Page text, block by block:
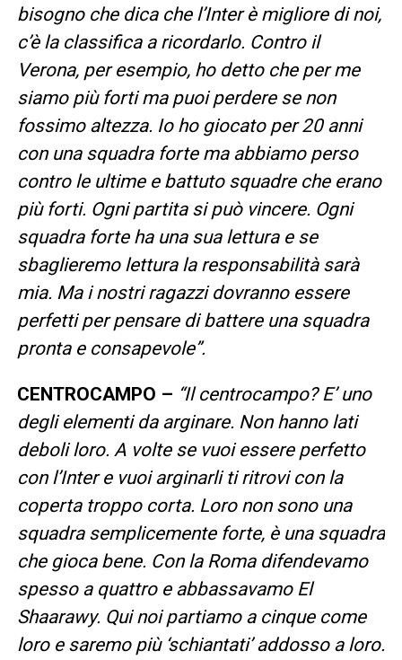
bisogno che dica che l’Inter è migliore di noi,
c’è la classifica a ricordarlo. Contro il
Verona, per esempio, ho detto che per me
siamo più forti ma puoi perdere se non
fossimo altezza. Io ho giocato per 20 anni
con una squadra forte ma abbiamo perso
contro le ultime e battuto squadre che erano
più forti. Ogni partita si può vincere. Ogni
squadra forte ha una sua lettura e se
sbaglieremo lettura la responsabilità sarà
mia. Ma i nostri ragazzi dovranno essere
perfetti per pensare di battere una squadra
pronta e consapevole”.
CENTROCAMPO – “Il centrocampo? E’ uno
degli elementi da arginare. Non hanno lati
deboli loro. A volte se vuoi essere perfetto
con l’Inter e vuoi arginarli ti ritrovi con la
coperta troppo corta. Loro non sono una
squadra semplicemente forte, è una squadra
che gioca bene. Con la Roma difendevamo
spesso a quattro e abbassavamo El
Shaarawy. Qui noi partiamo a cinque come
loro e saremo più ‘schiantati’ addosso a loro.